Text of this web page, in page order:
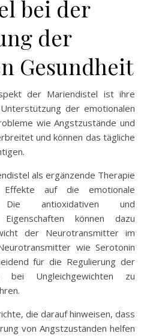
bei der
der
Gesundheit
der Mariendistel ist ihre
der emotionalen
wie Angstzustände und
und können das tägliche
als ergänzende Therapie
auf die emotionale
Die antioxidativen und
Eigenschaften können dazu
der Neurotransmitter im
wie Serotonin
für die Regulierung der
bei Ungleichgewichten zu
die darauf hinweisen, dass
von Angstzuständen helfen